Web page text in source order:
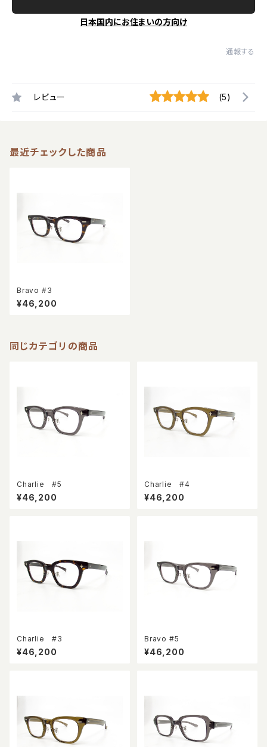
日本国内にお住まいの方向け
通報する
レビュー (5)
最近チェックした商品
Bravo #3
¥46,200
同じカテゴリの商品
Charlie #5
¥46,200
Charlie #4
¥46,200
Charlie #3
¥46,200
Bravo #5
¥46,200